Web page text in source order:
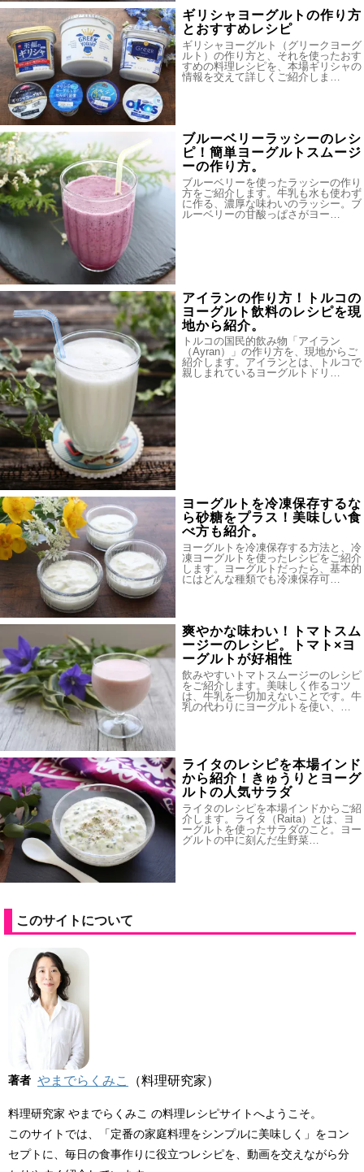
ギリシャヨーグルトの作り方
とおすすめレシピ
ギリシャヨーグルト（グリークヨーグ
ルト）の作り方と、それを使ったおす
すめの料理レシピを、本場ギリシャの
情報を交えて詳しくご紹介しま…
ブルーベリーラッシーのレシ
ピ！簡単ヨーグルトスムージ
ーの作り方。
ブルーベリーを使ったラッシーの作り
方をご紹介します。牛乳も水も使わず
に作る、濃厚な味わいのラッシー。ブ
ルーベリーの甘酸っぱさがヨー…
アイランの作り方！トルコの
ヨーグルト飲料のレシピを現
地から紹介。
トルコの国民的飲み物「アイラン
（Ayran）」の作り方を、現地からご
紹介します。アイランとは、トルコで
親しまれているヨーグルトドリ…
ヨーグルトを冷凍保存するな
ら砂糖をプラス！美味しい食
べ方も紹介。
ヨーグルトを冷凍保存する方法と、冷
凍ヨーグルトを使ったレシピをご紹介
します。ヨーグルトだったら、基本的
にはどんな種類でも冷凍保存可…
爽やかな味わい！トマトスム
ージーのレシピ。トマト×ヨ
ーグルトが好相性
飲みやすいトマトスムージーのレシピ
をご紹介します。美味しく作るコツ
は、牛乳を一切加えないことです。牛
乳の代わりにヨーグルトを使い、…
ライタのレシピを本場インド
から紹介！きゅうりとヨーグ
ルトの人気サラダ
ライタのレシピを本場インドからご紹
介します。ライタ（Raita）とは、ヨ
ーグルトを使ったサラダのこと。ヨー
グルトの中に刻んだ生野菜…
このサイトについて
著者 やまでらくみこ （料理研究家）
料理研究家 やまでらくみこ の料理レシピサイトへようこそ。
このサイトでは、「定番の家庭料理をシンプルに美味しく」をコン
セプトに、毎日の食事作りに役立つレシピを、動画を交えながら分